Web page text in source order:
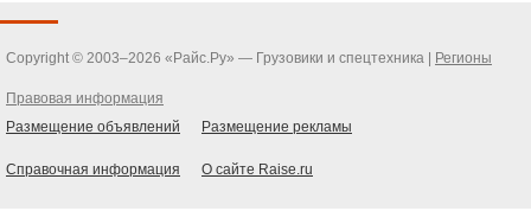
Copyright © 2003–2026 «Райс.Ру» — Грузовики и спецтехника | Регионы
Правовая информация
Размещение объявлений
Размещение рекламы
Справочная информация О сайте Raise.ru